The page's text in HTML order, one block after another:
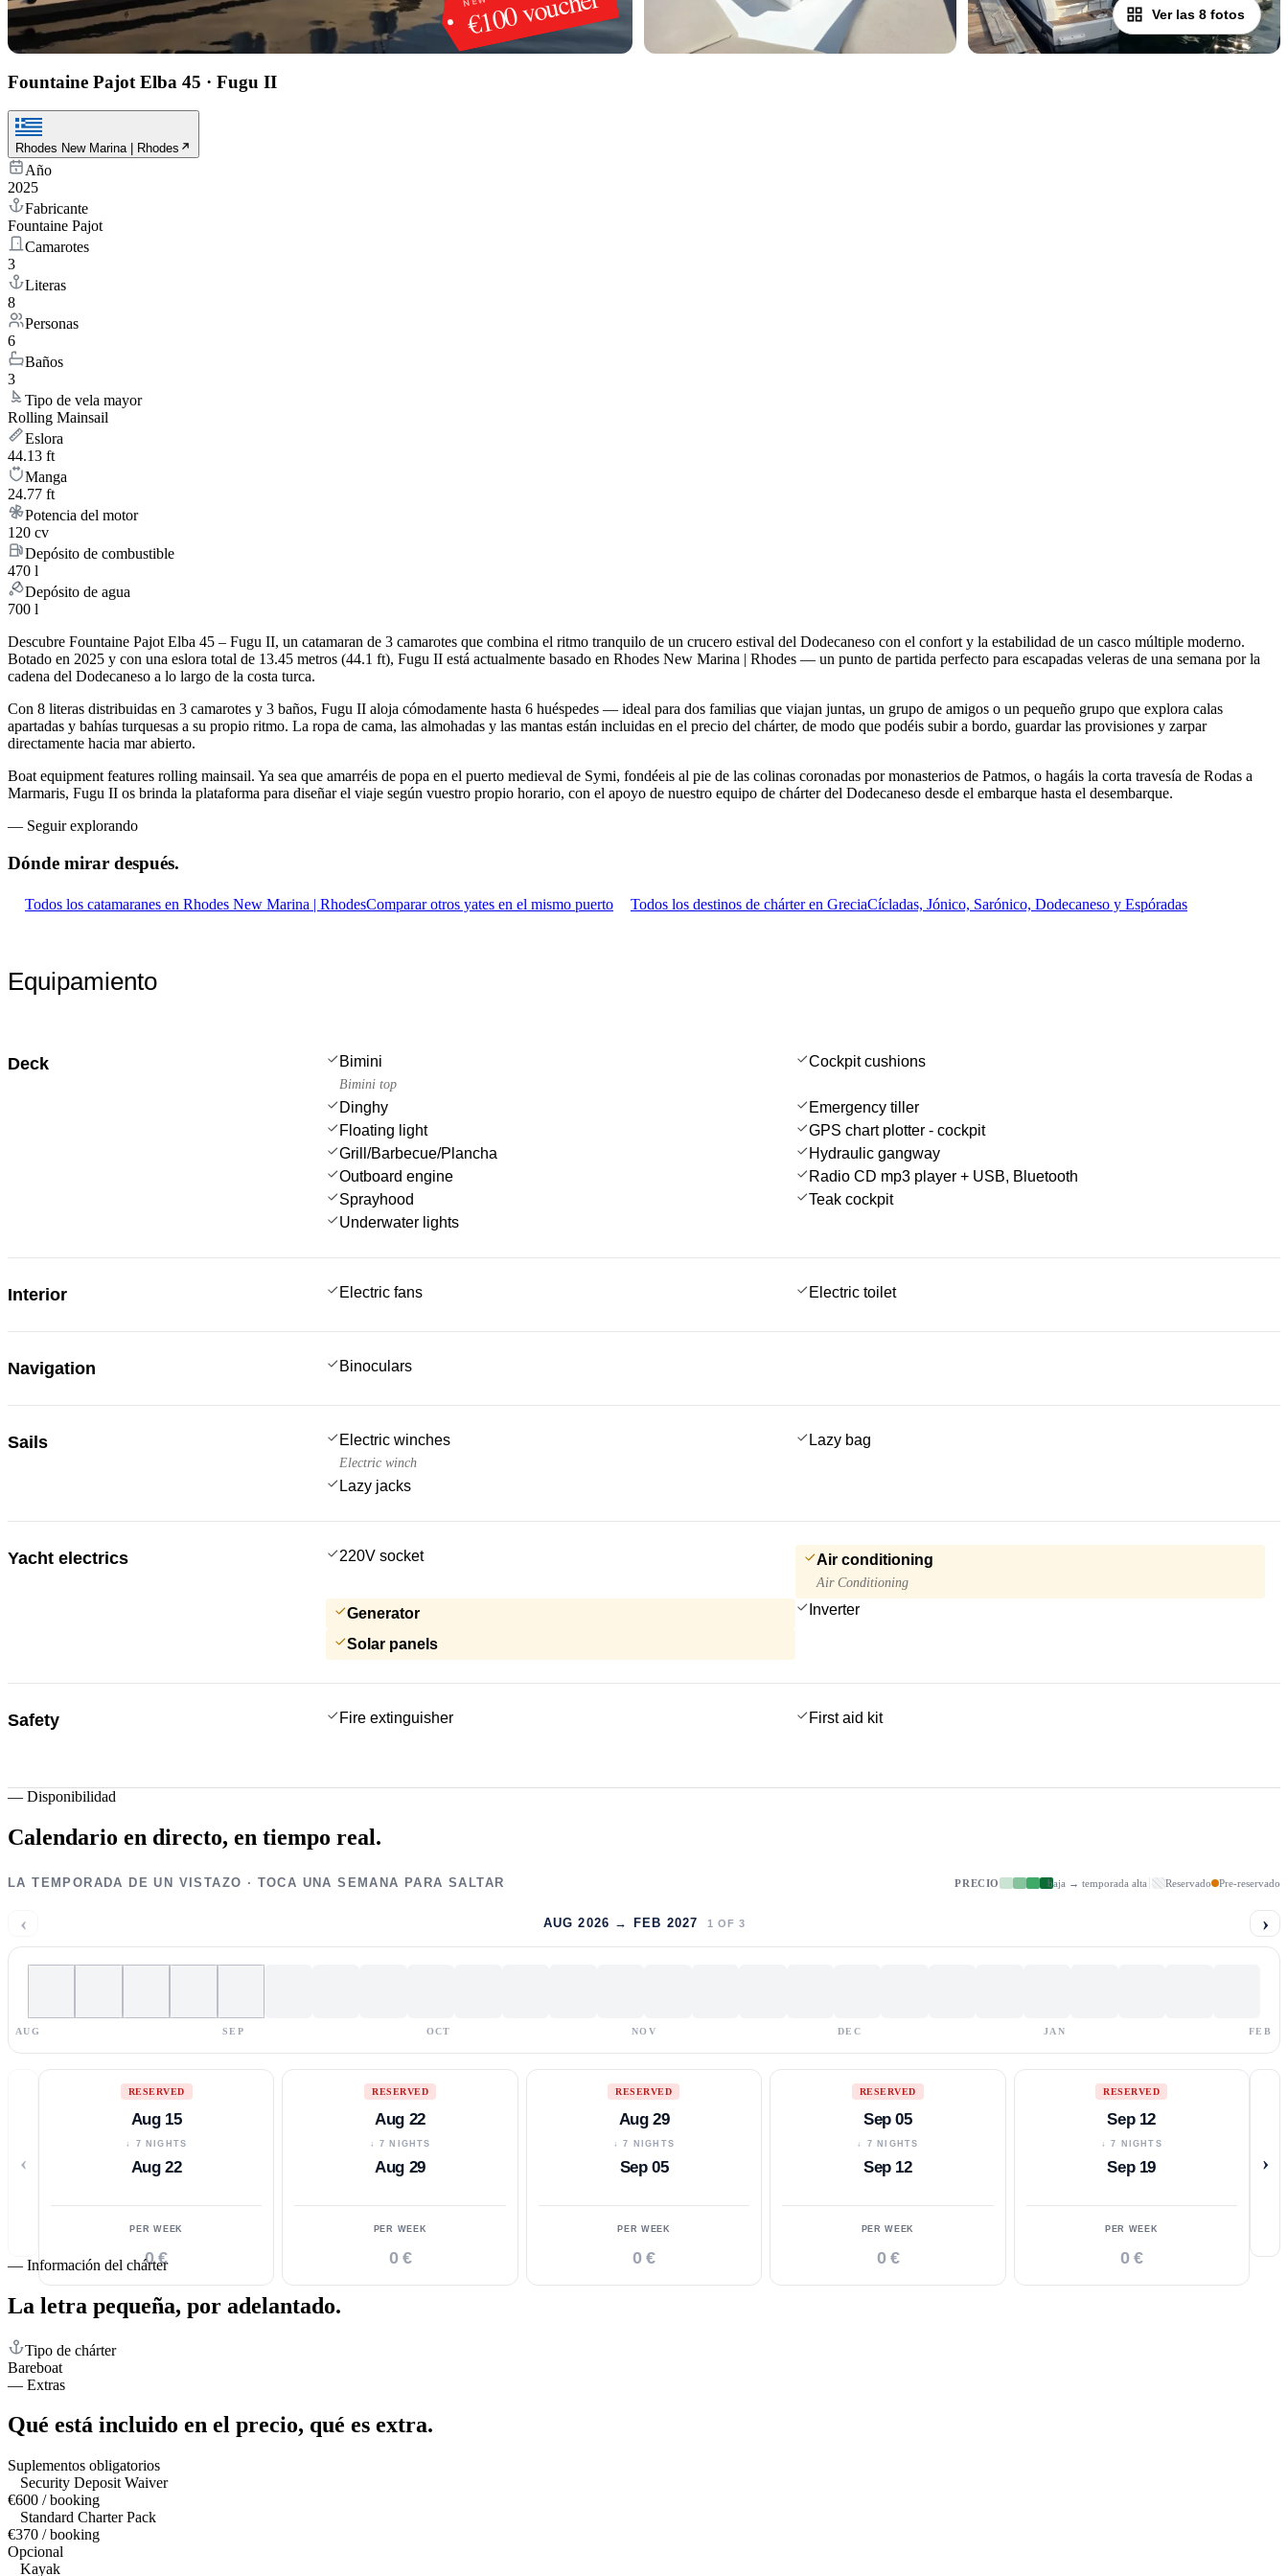
Ver las 8 fotos
Fountaine Pajot Elba 45 · Fugu II
Rhodes New Marina | Rhodes
Año
2025
Fabricante
Fountaine Pajot
Camarotes
3
Literas
8
Personas
6
Baños
3
Tipo de vela mayor
Rolling Mainsail
Eslora
44.13 ft
Manga
24.77 ft
Potencia del motor
120 cv
Depósito de combustible
470 l
Depósito de agua
700 l
Descubre Fountaine Pajot Elba 45 – Fugu II, un catamaran de 3 camarotes que combina el ritmo tranquilo de un crucero estival del Dodecaneso con el confort y la estabilidad de un casco múltiple moderno.
Botado en 2025 y con una eslora total de 13.45 metros (44.1 ft), Fugu II está actualmente basado en Rhodes New Marina | Rhodes — un punto de partida perfecto para escapadas veleras de una semana por la
cadena del Dodecaneso a lo largo de la costa turca.
Con 8 literas distribuidas en 3 camarotes y 3 baños, Fugu II aloja cómodamente hasta 6 huéspedes — ideal para dos familias que viajan juntas, un grupo de amigos o un pequeño grupo que explora calas
apartadas y bahías turquesas a su propio ritmo. La ropa de cama, las almohadas y las mantas están incluidas en el precio del chárter, de modo que podéis subir a bordo, guardar las provisiones y zarpar
directamente hacia mar abierto.
Boat equipment features rolling mainsail. Ya sea que amarréis de popa en el puerto medieval de Symi, fondéeis al pie de las colinas coronadas por monasterios de Patmos, o hagáis la corta travesía de Rodas a
Marmaris, Fugu II os brinda la plataforma para diseñar el viaje según vuestro propio horario, con el apoyo de nuestro equipo de chárter del Dodecaneso desde el embarque hasta el desembarque.
— Seguir explorando
Dónde mirar después.
Todos los catamaranes en Rhodes New Marina | RhodesComparar otros yates en el mismo puerto Todos los destinos de chárter en GreciaCícladas, Jónico, Sarónico, Dodecaneso y Espóradas
Equipamiento
Deck Bimini
Bimini top
Cockpit cushions
Dinghy
Emergency tiller
Floating light
GPS chart plotter - cockpit
Grill/Barbecue/Plancha
Hydraulic gangway
Outboard engine
Radio CD mp3 player + USB, Bluetooth
Sprayhood
Teak cockpit
Underwater lights
Interior Electric fans Electric toilet
Navigation Binoculars
Sails Electric winches
Electric winch
Lazy bag
Lazy jacks
Yacht electrics 220V socket Air conditioning
Air Conditioning
Generator Inverter
Solar panels
Safety Fire extinguisher First aid kit
— Disponibilidad
Calendario en directo, en tiempo real.
LA TEMPORADA DE UN VISTAZO · TOCA UNA SEMANA PARA SALTAR PRECIO baja → temporada alta Reservado Pre-reservado
‹ AUG 2026 → FEB 2027 1 OF 3 ›
AUG SEP OCT NOV DEC JAN FEB
‹
RESERVED
Aug 15
↓ 7 NIGHTS
Aug 22
PER WEEK
0 €
RESERVED
Aug 22
↓ 7 NIGHTS
Aug 29
PER WEEK
0 €
RESERVED
Aug 29
↓ 7 NIGHTS
Sep 05
PER WEEK
0 €
RESERVED
Sep 05
↓ 7 NIGHTS
Sep 12
PER WEEK
0 €
RESERVED
Sep 12
↓ 7 NIGHTS
Sep 19
PER WEEK
0 €
›
— Información del chárter
La letra pequeña, por adelantado.
Tipo de chárter
Bareboat
— Extras
Qué está incluido en el precio, qué es extra.
Suplementos obligatorios
Security Deposit Waiver
€600 / booking
Standard Charter Pack
€370 / booking
Opcional
Kayak